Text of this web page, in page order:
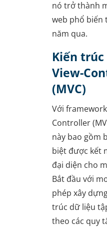
nó trở thành
web phổ biến
năm qua.
Kiến
View-
(MVC)
Với
Controller
này bao gồm
biệt được kết
đại diện cho
Bắt đầu với
phép xây
trúc dữ liệu
theo các quy